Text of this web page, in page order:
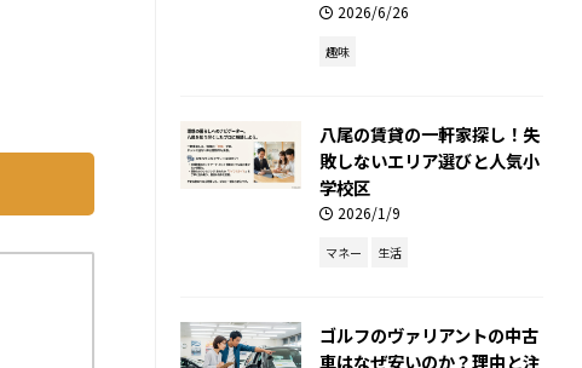
2026/6/26
趣味
八尾の賃貸の一軒家探し！失
敗しないエリア選びと人気小
学校区
2026/1/9
マネー 生活
ゴルフのヴァリアントの中古
車はなぜ安いのか？理由と注